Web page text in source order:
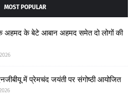
MOST POPULAR
अहमद के बेटे आबान अहमद समेत दो लोगों की
में प्रेमचंद जयंती पर संगोष्ठी आयोजित